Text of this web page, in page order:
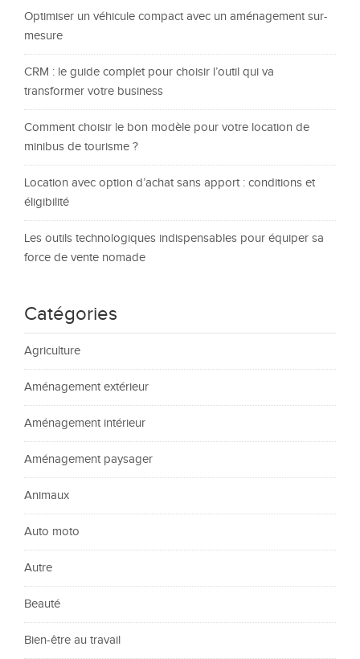
Optimiser un véhicule compact avec un aménagement sur-
mesure
CRM : le guide complet pour choisir l’outil qui va
transformer votre business
Comment choisir le bon modèle pour votre location de
minibus de tourisme ?
Location avec option d’achat sans apport : conditions et
éligibilité
Les outils technologiques indispensables pour équiper sa
force de vente nomade
Catégories
Agriculture
Aménagement extérieur
Aménagement intérieur
Aménagement paysager
Animaux
Auto moto
Autre
Beauté
Bien-être au travail